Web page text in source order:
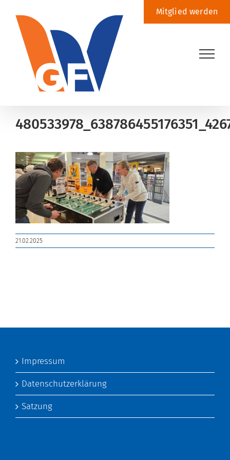
Inhalt
springen
Mitglied werden
21.02.2025
Impressum
Datenschutzerklärung
Satzung